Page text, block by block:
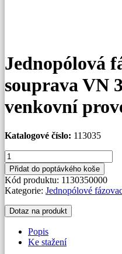
Jednopólová
souprava VN
venkovní
Katalogové číslo: 113035
Jednopólová
fázovací
souprava
VN
38,5
kV
-
venkovní
provedení
Přidat do poptávkého koše
Kód produktu: 1130350000
Kategorie: Jednopólové
Dotaz na produkt
Popis
Ke stažení